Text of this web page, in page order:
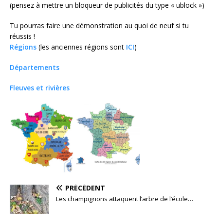
(pensez à mettre un bloqueur de publicités du type « ublock »)
Tu pourras faire une démonstration au quoi de neuf si tu
réussis !
Régions (les anciennes régions sont ICI)
Départements
Fleuves et rivières
PRÉCÉDENT
Les champignons attaquent l’arbre de l’école…